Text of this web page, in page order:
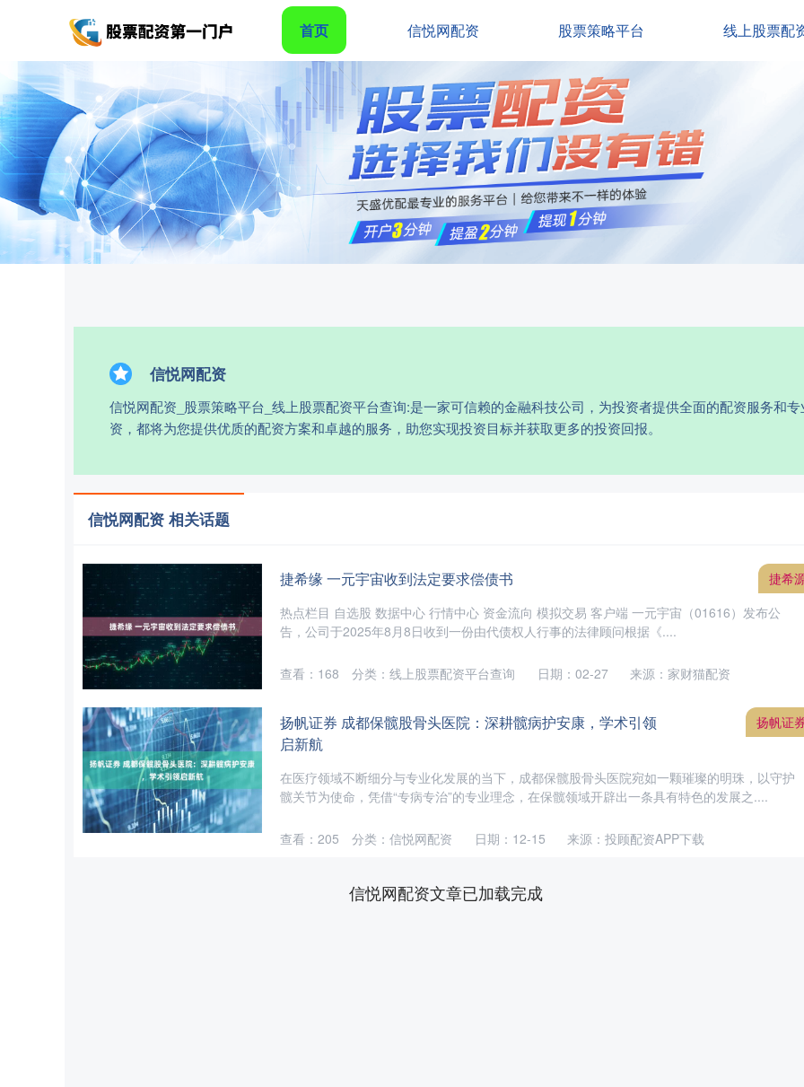
首页 信悦网配资 股票策略平台 线上股票配
信悦网配资
信悦网配资_股票策略平台_线上股票配资平台查询:是一家可信赖的金融科技公司，为投资者提供全面的配资服务和
资，都将为您提供优质的配资方案和卓越的服务，助您实现投资目标并获取更多的投资回报。
信悦网配资 相关话题
捷希缘 一元宇宙收到法定要求偿债书
热点栏目 自选股 数据中心 行情中心 资金流向 模拟交易 客户端 一元宇宙（01616）发布公
告，公司于2025年8月8日收到一份由代债权人行事的法律顾问根据《....
捷希
日期：02-27 来源：家财猫配资
查看： 168 分类： 线上股票配资平台查询
扬帆证券 成都保髋股骨头医院：深耕髋病护安康，学术引领
启新航
在医疗领域不断细分与专业化发展的当下，成都保髋股骨头医院宛如一颗璀璨的明珠，以守护
髋关节为使命，凭借“专病专治”的专业理念，在保髋领域开辟出一条具有特色的发展之....
扬帆证
日期：12-15 来源：投顾配资APP下载
查看： 205 分类： 信悦网配资
信悦网配资文章已加载完成